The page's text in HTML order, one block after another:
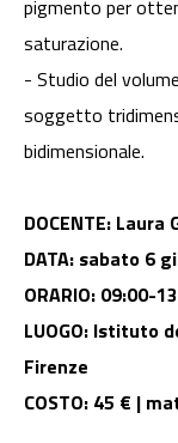
pigmento per
saturazione.
- Studio del
soggetto
bidimensionale.
DOCENTE: Laura
DATA: sabato 6
ORARIO: 09:00-
LUOGO: Istituto
Firenze
COSTO: 45 € |